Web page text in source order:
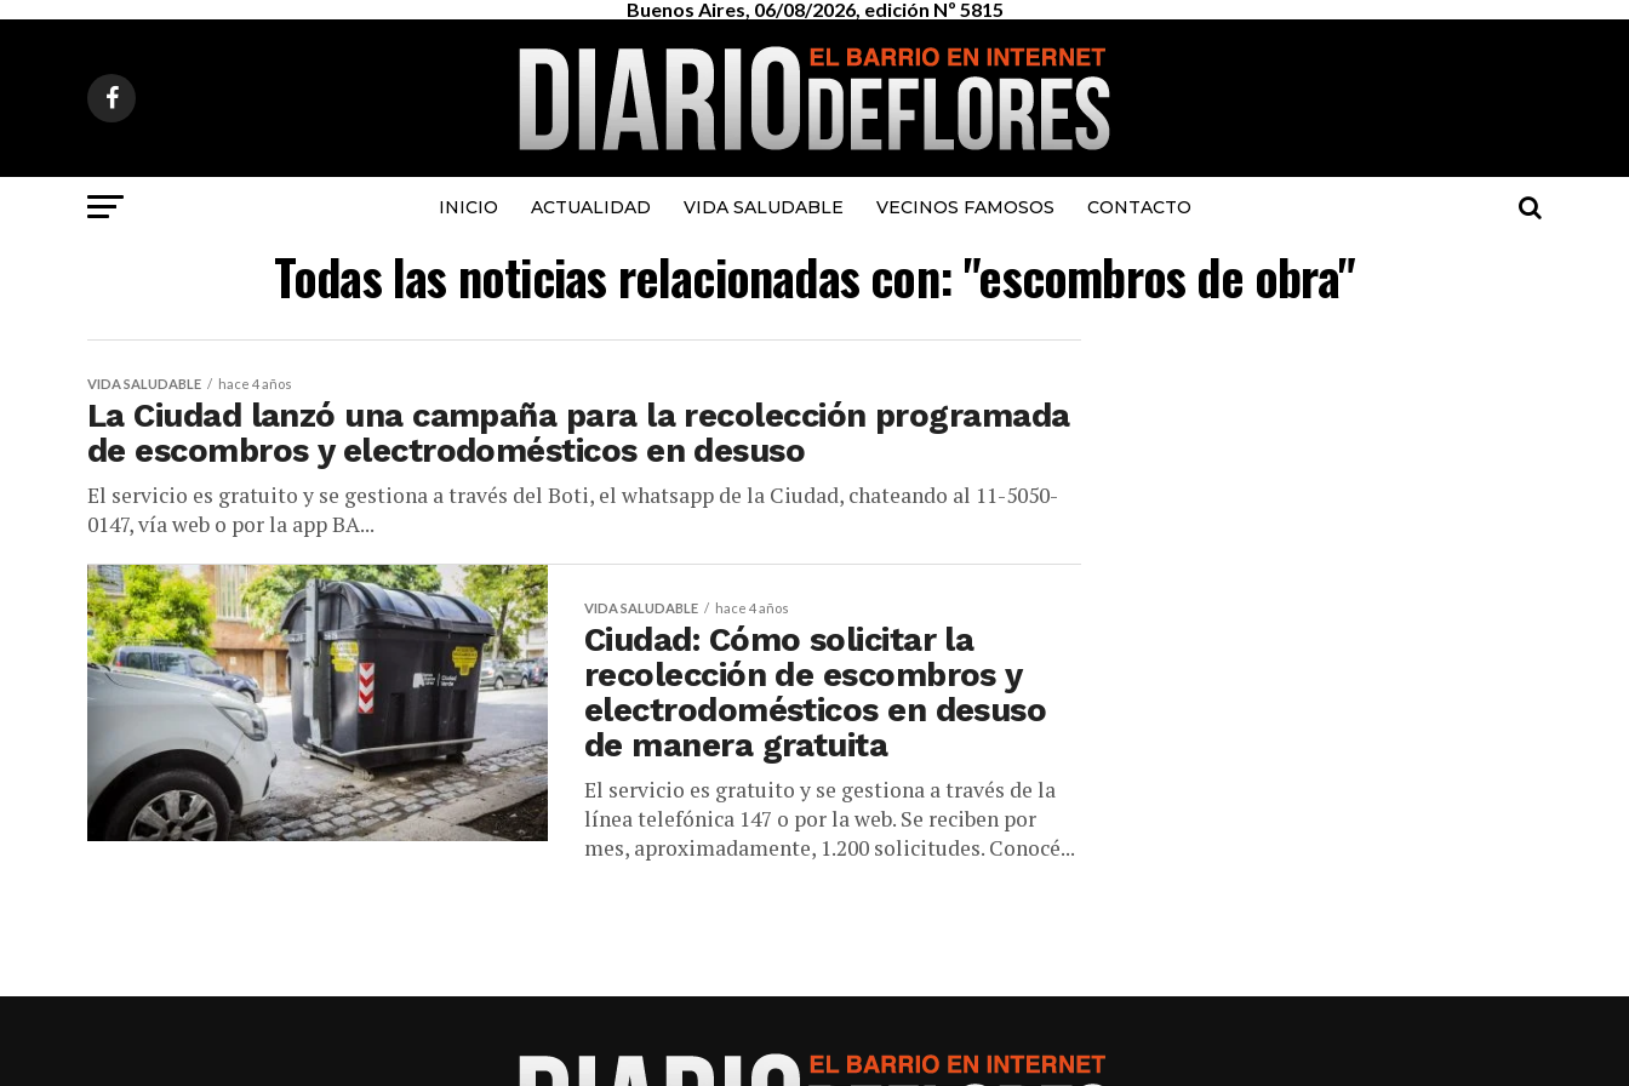
Buenos Aires, 06/08/2026, edición Nº 5815
INICIO ACTUALIDAD VIDA SALUDABLE VECINOS FAMOSOS CONTACTO
Todas las noticias relacionadas con: "escombros de obra"
VIDA SALUDABLE hace 4 años
La Ciudad lanzó una campaña para la recolección programada
de escombros y electrodomésticos en desuso
El servicio es gratuito y se gestiona a través del Boti, el whatsapp de la Ciudad, chateando al 11-5050-
0147, vía web o por la app BA...
VIDA SALUDABLE hace 4 años
Ciudad: Cómo solicitar la
recolección de escombros y
electrodomésticos en desuso
de manera gratuita
El servicio es gratuito y se gestiona a través de la
línea telefónica 147 o por la web. Se reciben por
mes, aproximadamente, 1.200 solicitudes. Conocé...